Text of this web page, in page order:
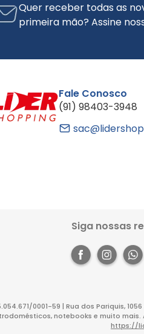
Quer receber todas as
primeira mão? Assine
Fale Conosco
(91) 98403-3948
Siga nossas
0001-59 | Rua dos Pariquis,
notebooks e muito
https://